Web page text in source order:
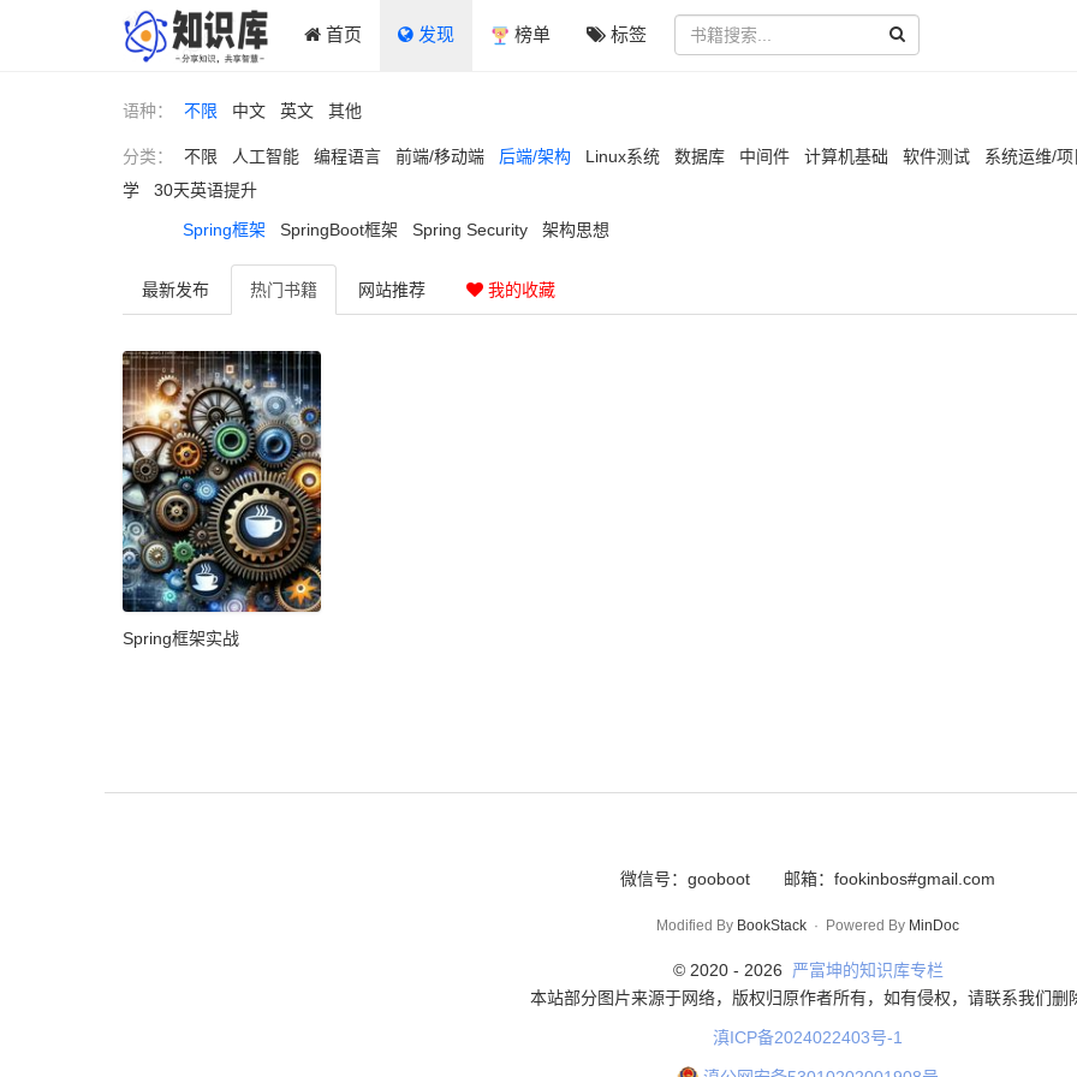
首页 发现 榜单 标签
语种： 不限 中文 英文 其他
分类： 不限 人工智能 编程语言 前端/移动端 后端/架构 Linux系统 数据库 中间件 计算机基础 软件测试
系统运维/
学
30天英语提升
Spring框架 SpringBoot框架 Spring Security 架构思想
最新发布 热门书籍 网站推荐 我的收藏
Spring框架实战
微信号：gooboot 邮箱：fookinbos#gmail.com
Modified By BookStack · Powered By MinDoc
© 2020 - 2026
严富坤的知识库专栏
本站部分图片来源于网络，版权归原作者所有，如有侵权，请联系我们删
滇ICP备2024022403号-1